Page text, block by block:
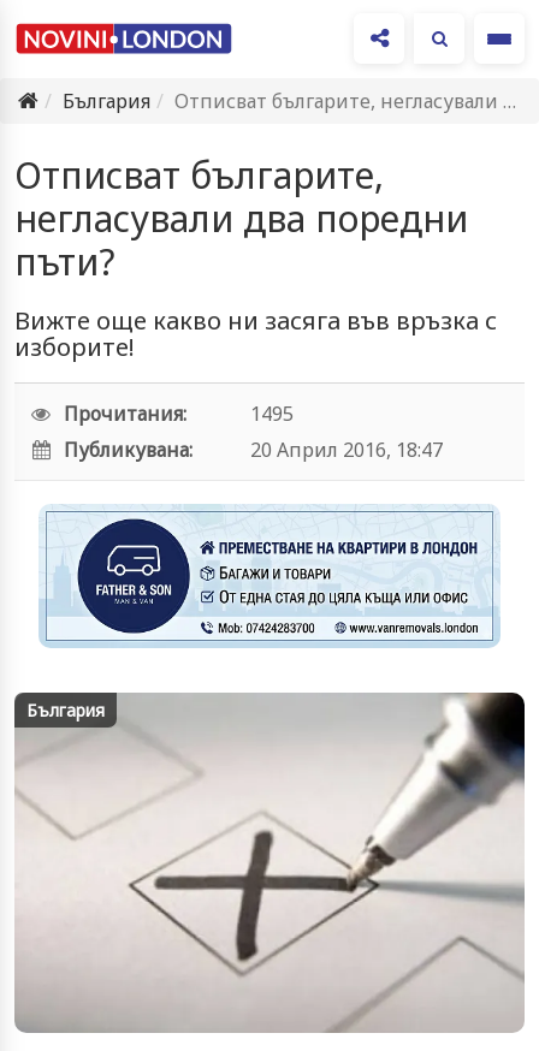
България
Отписват българите, негласували два поредни пъти?
Отписват българите,
негласували два поредни
пъти?
Вижте още какво ни засяга във връзка с
изборите!
Прочитания:
1495
Публикувана:
20 Април 2016, 18:47
България